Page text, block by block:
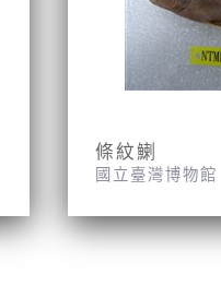
條紋鯻
國立臺灣博物館